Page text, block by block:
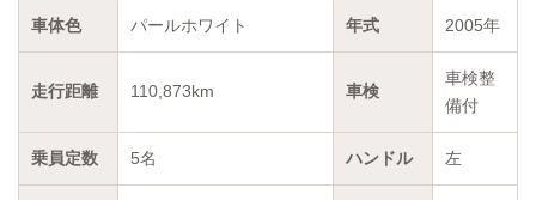
車体色 パールホワイト 年式 2005年
走行距離 110,873km 車検
車検整
備付
乗員定数 5名 ハンドル 左